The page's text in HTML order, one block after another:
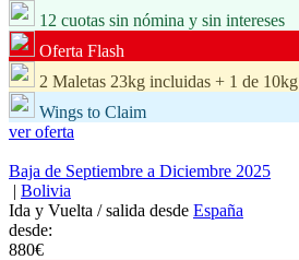
12 cuotas sin nómina y sin intereses
Oferta Flash
2 Maletas 23kg incluidas + 1 de 10kg
Wings to Claim
ver oferta
Baja de Septiembre a Diciembre 2025
| Bolivia
Ida y Vuelta / salida desde España
desde:
880€